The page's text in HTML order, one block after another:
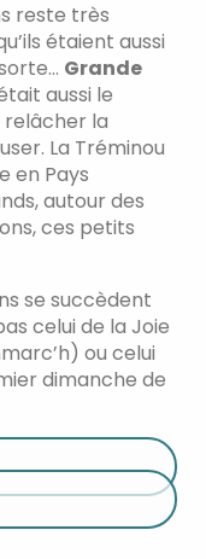
reste très
étaient aussi
Grande
aussi le
relâcher la
La Tréminou
en Pays
autour des
ces petits
se succèdent
celui de la Joie
ou celui
dimanche de